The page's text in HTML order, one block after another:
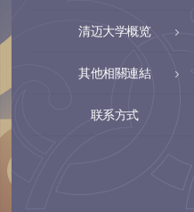
清迈大学概览
其他相關連結
联系方式